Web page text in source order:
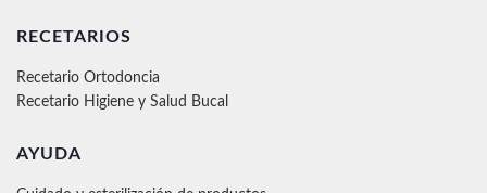
RECETARIOS
Recetario Ortodoncia
Recetario Higiene y Salud Bucal
AYUDA